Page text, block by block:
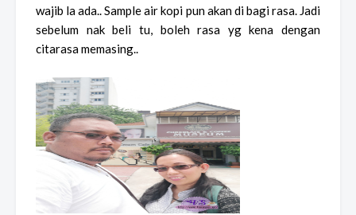
wajib la ada.. Sample air kopi pun akan di bagi rasa. Jadi
sebelum nak beli tu, boleh rasa yg kena dengan
citarasa memasing..